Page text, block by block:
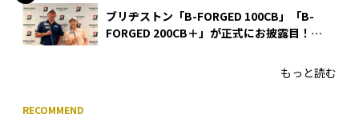
ブリヂストン「B-FORGED 100CB」「B-
FORGED 200CB＋」が正式にお披露目！
もっと読む